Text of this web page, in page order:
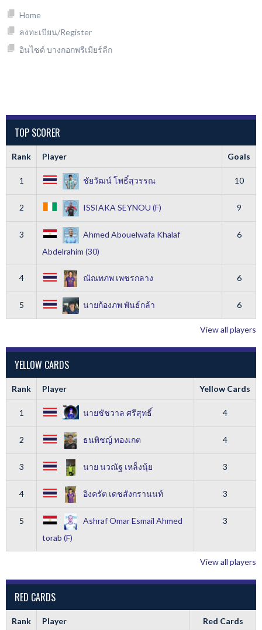
Home
ลงทะเบียน/Register
อินไซด์ บางกอกพรีเมียร์ลีก
TOP SCORER
Rank Player Goals
1 ชัยวัฒน์ โพธิ์สุวรรณ 10
2 ISSIAKA SEYNOU (F) 9
3
Ahmed Abouelwafa Khalaf
Abdelrahim (30)
6
4 ณัณทภพ เพชรกลาง 6
5 นายก้องภพ พันธ์กล้า 6
View all players
YELLOW CARDS
Rank Player Yellow Cards
1 นายชัชวาล ศรีสุทธิ์ 4
2 ธนพิชญ์ ทองเกต 4
3 นาย นวณัฐ เหล็งนุ้ย 3
4 อิงครัต เดชสังกรานนท์ 3
5
Ashraf Omar Esmail Ahmed
torab (F)
3
View all players
RED CARDS
Rank Player Red Cards